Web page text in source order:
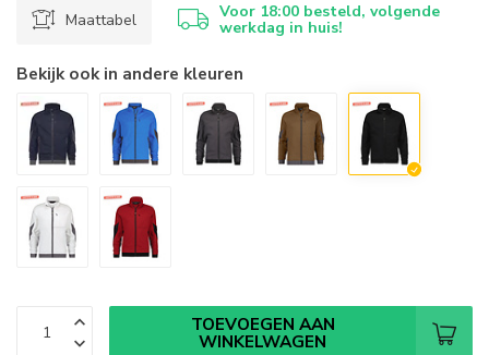
Maattabel Voor 18:00 besteld, volgende
werkdag in huis!
Bekijk ook in andere kleuren
TOEVOEGEN AAN
WINKELWAGEN